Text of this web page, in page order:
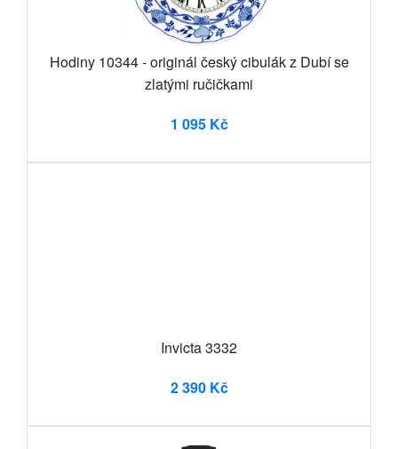
Hodiny 10344 - originál český cibulák z Dubí se
zlatými ručičkami
1 095 Kč
Invicta 3332
2 390 Kč